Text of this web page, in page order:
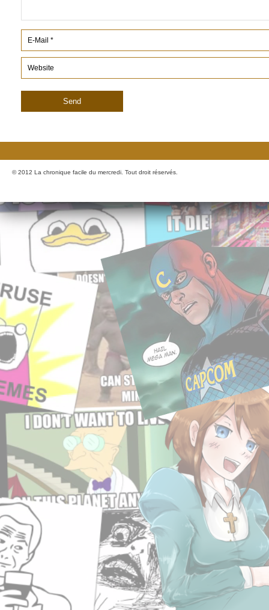
© 2012 La chronique facile du mercredi. Tout droit réservés.